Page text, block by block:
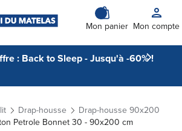
Mon panier Mon compte
: Back to Sleep - Jusqu'à -60% !
Drap-housse
Drap-housse 90x200
Petrole Bonnet 30 - 90x200 cm